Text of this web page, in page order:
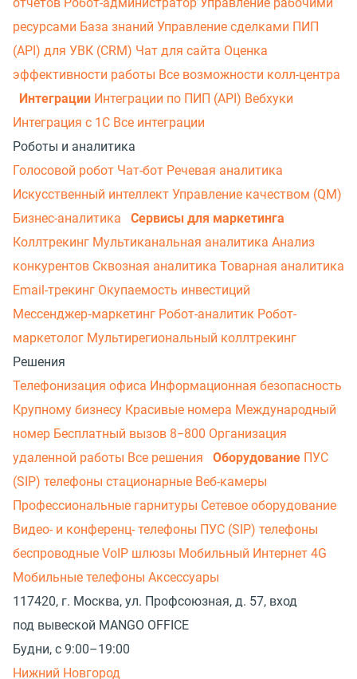
ресурсами База знаний Управление сделками ПИП
(API) для УВК (CRM) Чат для сайта Оценка
эффективности работы Все возможности колл-центра
Интеграции Интеграции по ПИП (API) Вебхуки
Интеграция с 1С Все интеграции
Роботы и аналитика
Голосовой робот Чат-бот Речевая аналитика
Искусственный интеллект Управление качеством (QM)
Бизнес-аналитика
Сервисы для маркетинга
Коллтрекинг Мультиканальная аналитика Анализ
конкурентов Сквозная аналитика Товарная аналитика
Email-трекинг Окупаемость инвестиций
Мессенджер‑маркетинг Робот-аналитик Робот-
маркетолог Мультирегиональный коллтрекинг
Решения
Телефонизация офиса Информационная безопасность
Крупному бизнесу Красивые номера Международный
номер Бесплатный вызов 8−800 Организация
удаленной работы Все решения Оборудование ПУС
(SIP) телефоны стационарные Веб-камеры
Профессиональные гарнитуры Сетевое оборудование
Видео- и конференц- телефоны ПУС (SIP) телефоны
беспроводные VoIP шлюзы Мобильный Интернет 4G
Мобильные телефоны Аксессуары
117420, г. Москва, ул. Профсоюзная, д. 57, вход
под вывеской MANGO OFFICE
Будни, с 9:00–19:00
Нижний Новгород